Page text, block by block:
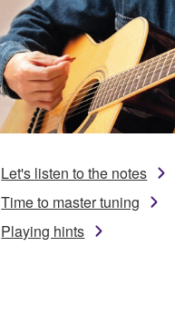
Let's listen to the notes
Time to master tuning
Playing hints